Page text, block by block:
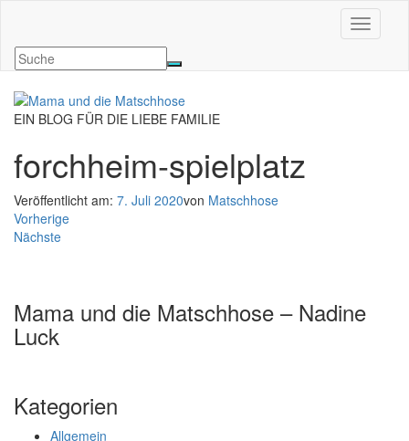
EIN BLOG FÜR DIE LIEBE FAMILIE
forchheim-spielplatz
Veröffentlicht am: 7. Juli 2020von Matschhose
Vorherige
Nächste
Mama und die Matschhose – Nadine
Luck
Kategorien
Allgemein